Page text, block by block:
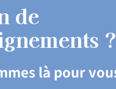
de
?
là pour